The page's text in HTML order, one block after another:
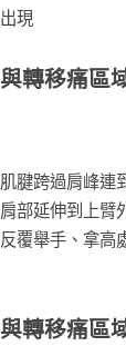
現
轉移痛區
腱跨過肩峰連
部延伸到上臂
覆舉手、拿高
轉移痛區